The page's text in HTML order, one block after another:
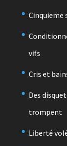
Cinquieme
vifs
Cris et
Des
trompent
Liberté